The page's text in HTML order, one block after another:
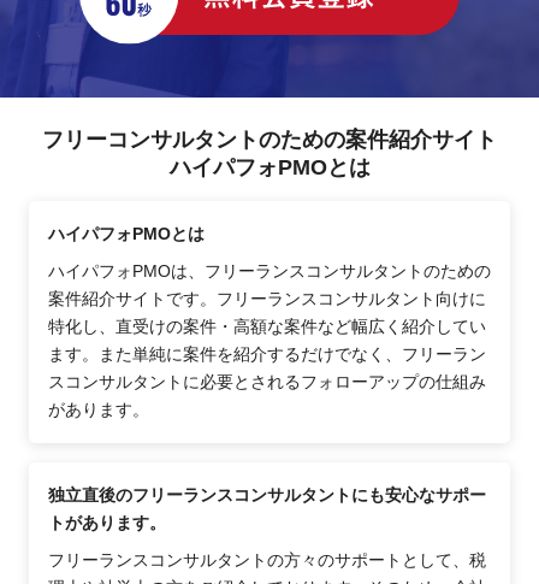
フリーコンサルタントのための案件紹介サイト
ハイパフォPMOとは
ハイパフォPMOとは
ハイパフォPMOは、フリーランスコンサルタントのための
案件紹介サイトです。フリーランスコンサルタント向けに
特化し、直受けの案件・高額な案件など幅広く紹介してい
ます。また単純に案件を紹介するだけでなく、フリーラン
スコンサルタントに必要とされるフォローアップの仕組み
があります。
独立直後のフリーランスコンサルタントにも安心なサポー
トがあります。
フリーランスコンサルタントの方々のサポートとして、税